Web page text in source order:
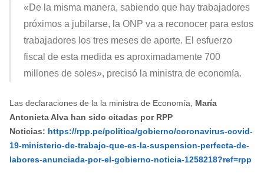
«De la misma manera, sabiendo que hay trabajadores
próximos a jubilarse, la ONP va a reconocer para estos
trabajadores los tres meses de aporte. El esfuerzo
fiscal de esta medida es aproximadamente 700
millones de soles», precisó la ministra de economía.
Las declaraciones de la la ministra de Economía, María
Antonieta Alva han sido citadas por RPP
Noticias: https://rpp.pe/politica/gobierno/coronavirus-covid-
19-ministerio-de-trabajo-que-es-la-suspension-perfecta-de-
labores-anunciada-por-el-gobierno-noticia-1258218?ref=rpp